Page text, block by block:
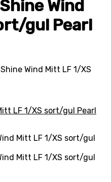
Wind
gul Pearl
Wind Mitt LF 1/XS